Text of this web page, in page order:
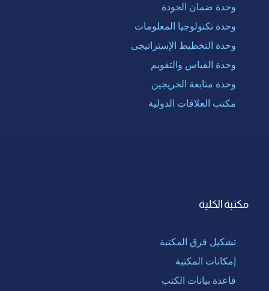
وحدة ضمان الجودة
وحدة تكنولوجيا المعلومات
وحدة التخطيط الإستراتيجى
وحدة القياس والتقويم
وحدة متابعة الخريجين
مكتب العلاقات الدولية
مكتبة الكلية
تشكيل فرق المكتبة
إمكانات المكتبة
قاعدة بيانات الكتب